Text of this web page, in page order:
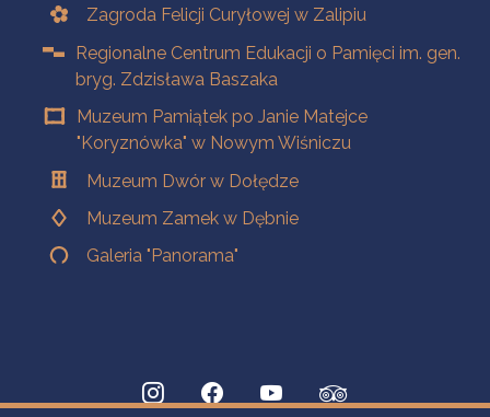
Zagroda Felicji Curyłowej w Zalipiu
Regionalne Centrum Edukacji o Pamięci im. gen.
bryg. Zdzisława Baszaka
Muzeum Pamiątek po Janie Matejce
"Koryznówka" w Nowym Wiśniczu
Muzeum Dwór w Dołędze
Muzeum Zamek w Dębnie
Galeria "Panorama"